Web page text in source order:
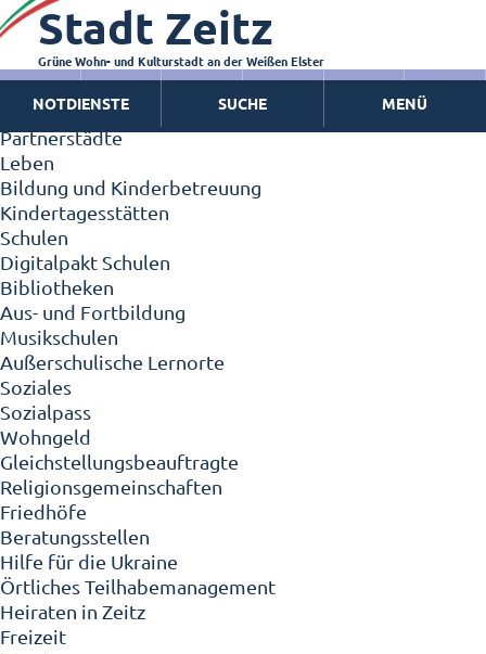
Zeitz - Die Kleinstadt
Willkommen in Zeitz!
Interview mit Oberbürgermeister Christian Thieme
Zeitz - Stadt der Zukunft
Ortschaften
Partnerstädte
Leben
Bildung und Kinderbetreuung
Kindertagesstätten
Schulen
Digitalpakt Schulen
Bibliotheken
Aus- und Fortbildung
Musikschulen
Außerschulische Lernorte
Soziales
Sozialpass
Wohngeld
Gleichstellungsbeauftragte
Religionsgemeinschaften
Friedhöfe
Beratungsstellen
Hilfe für die Ukraine
Örtliches Teilhabemanagement
Heiraten in Zeitz
Freizeit
Stadt Zeitz
Grüne Wohn- und Kulturstadt an der Weißen Elster
NOTDIENSTE SUCHE MENÜ